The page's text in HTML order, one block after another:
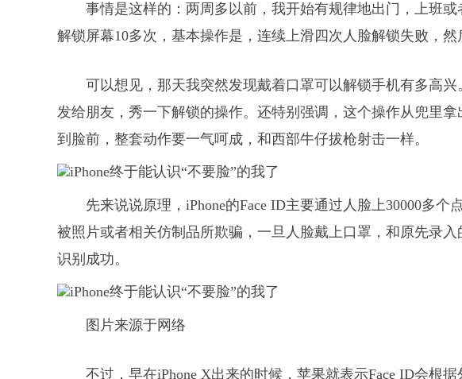
事情是这样的：两周多以前，我开始有规律地出门，上班
解锁屏幕10多次，基本操作是，连续上滑四次人脸解锁失败，然
可以想见，那天我突然发现戴着口罩可以解锁手机有多高兴
发给朋友，秀一下解锁的操作。还特别强调，这个操作从兜里
到脸前，整套动作要一气呵成，和西部牛仔拔枪射击一样。
先来说说原理，iPhone的Face ID主要通过人脸上30000多
被照片或者相关仿制品所欺骗，一旦人脸戴上口罩，和原先录
识别成功。
图片来源于网络
不过，早在iPhone X出来的时候，苹果就表示Face ID会根